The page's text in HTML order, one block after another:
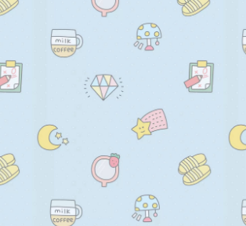
let x = (i + 1)
let y =
var deg =
// 修改坐标原点
// 生成一个随机数
randomNum =
return